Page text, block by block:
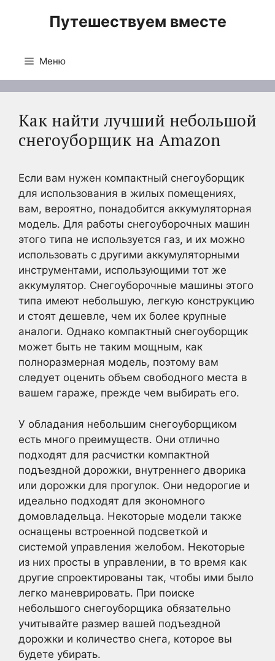
Путешествуем вместе
Меню
Как найти лучший небольшой
снегоуборщик на Amazon
Если вам нужен компактный снегоуборщик
для использования в жилых помещениях,
вам, вероятно, понадобится аккумуляторная
модель. Для работы снегоуборочных машин
этого типа не используется газ, и их можно
использовать с другими аккумуляторными
инструментами, использующими тот же
аккумулятор. Снегоуборочные машины этого
типа имеют небольшую, легкую конструкцию
и стоят дешевле, чем их более крупные
аналоги. Однако компактный снегоуборщик
может быть не таким мощным, как
полноразмерная модель, поэтому вам
следует оценить объем свободного места в
вашем гараже, прежде чем выбирать его.
У обладания небольшим снегоуборщиком
есть много преимуществ. Они отлично
подходят для расчистки компактной
подъездной дорожки, внутреннего дворика
или дорожки для прогулок. Они недорогие и
идеально подходят для экономного
домовладельца. Некоторые модели также
оснащены встроенной подсветкой и
системой управления желобом. Некоторые
из них просты в управлении, в то время как
другие спроектированы так, чтобы ими было
легко маневрировать. При поиске
небольшого снегоуборщика обязательно
учитывайте размер вашей подъездной
дорожки и количество снега, которое вы
будете убирать.